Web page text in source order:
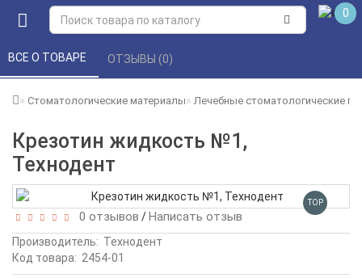
0
Стоматологические материалы Лечебные стоматологические
Крезотин жидкость №1,
Технодент
ВСЕ О ТОВАРЕ ОТЗЫВЫ (0)
TOP
0 отзывов /Написать отзыв
Производитель: Технодент
Код товара: 2454-01